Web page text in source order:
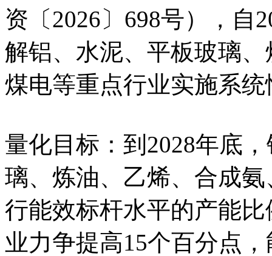
资〔2026〕698号），自
解铝、水泥、平板玻璃
煤电等重点行业实施系
量化目标：到2028年底
璃、炼油、乙烯、合成
行能效标杆水平的产能
业力争提高15个百分点